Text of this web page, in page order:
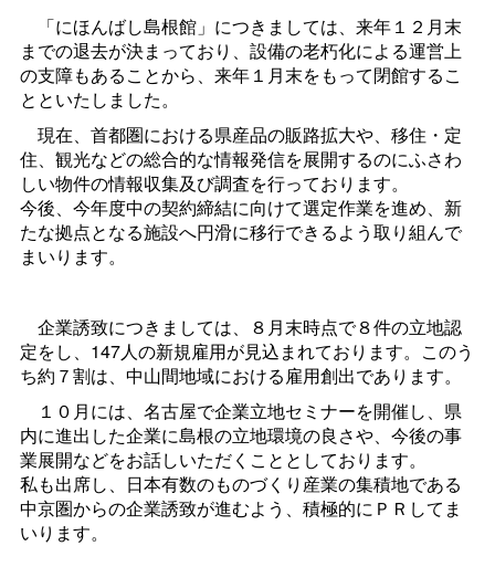
「にほんばし島根館」につきましては、来年１２月末
までの退去が決まっており、設備の老朽化による運営上
の支障もあることから、来年１月末をもって閉館するこ
とといたしました。
現在、首都圏における県産品の販路拡大や、移住・定
住、観光などの総合的な情報発信を展開するのにふさわ
しい物件の情報収集及び調査を行っております。
今後、今年度中の契約締結に向けて選定作業を進め、新
たな拠点となる施設へ円滑に移行できるよう取り組んで
まいります。
企業誘致につきましては、８月末時点で８件の立地認
定をし、147人の新規雇用が見込まれております。このう
ち約７割は、中山間地域における雇用創出であります。
１０月には、名古屋で企業立地セミナーを開催し、県
内に進出した企業に島根の立地環境の良さや、今後の事
業展開などをお話しいただくこととしております。
私も出席し、日本有数のものづくり産業の集積地である
中京圏からの企業誘致が進むよう、積極的にＰＲしてま
いります。